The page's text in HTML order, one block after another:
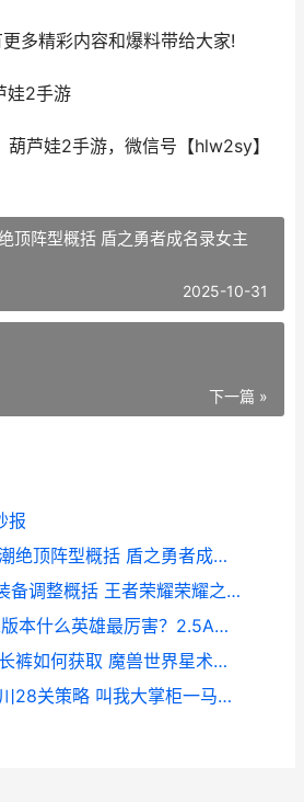
精彩内容和爆料带给大家!
2手游
芦娃2手游，微信号【hlw2sy】
顶阵型概括 盾之勇者成名录女主
2025-10-31
下一篇 »
报
盾之勇者成名录浪潮绝顶阵型概括 盾之勇者成名录女主
王者荣耀荣耀s40装备调整概括 王者荣耀荣耀之章
英雄联盟手游2.5A版本什么英雄最厉害？2.5A版本英雄强度排行
魔兽怀旧服星术师长裤如何获取 魔兽世界星术师治疗宏
叫我大掌柜一马平川28关策略 叫我大掌柜一马平川27关攻略